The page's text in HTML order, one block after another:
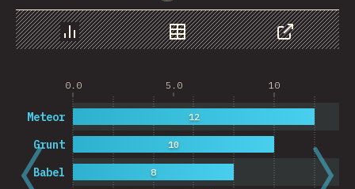
Chart Data Share
0.0 5.0 10
Babel
Grunt
Meteor
8
10
12